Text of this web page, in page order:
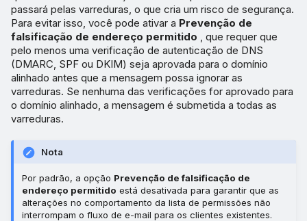
passará pelas varreduras, o que cria um risco de segurança.
Para evitar isso, você pode ativar a Prevenção de
falsificação de endereço permitido , que requer que
pelo menos uma verificação de autenticação de DNS
(DMARC, SPF ou DKIM) seja aprovada para o domínio
alinhado antes que a mensagem possa ignorar as
varreduras. Se nenhuma das verificações for aprovado para
o domínio alinhado, a mensagem é submetida a todas as
varreduras.
Nota
Por padrão, a opção Prevenção de falsificação de
endereço permitido está desativada para garantir que as
alterações no comportamento da lista de permissões não
interrompam o fluxo de e-mail para os clientes existentes.